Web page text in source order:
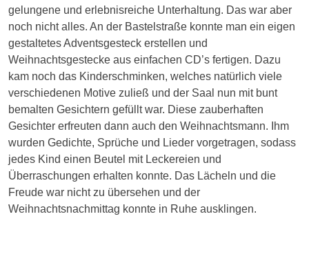
gelungene und erlebnisreiche Unterhaltung. Das war aber
noch nicht alles. An der Bastelstraße konnte man ein eigen
gestaltetes Adventsgesteck erstellen und
Weihnachtsgestecke aus einfachen CD’s fertigen. Dazu
kam noch das Kinderschminken, welches natürlich viele
verschiedenen Motive zuließ und der Saal nun mit bunt
bemalten Gesichtern gefüllt war. Diese zauberhaften
Gesichter erfreuten dann auch den Weihnachtsmann. Ihm
wurden Gedichte, Sprüche und Lieder vorgetragen, sodass
jedes Kind einen Beutel mit Leckereien und
Überraschungen erhalten konnte. Das Lächeln und die
Freude war nicht zu übersehen und der
Weihnachtsnachmittag konnte in Ruhe ausklingen.